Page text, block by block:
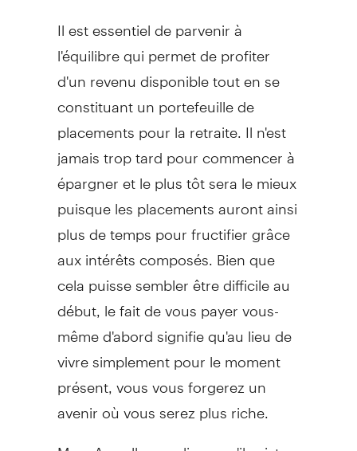
Il est essentiel de parvenir à
l'équilibre qui permet de profiter
d'un revenu disponible tout en se
constituant un portefeuille de
placements pour la retraite. Il n'est
jamais trop tard pour commencer à
épargner et le plus tôt sera le mieux
puisque les placements auront ainsi
plus de temps pour fructifier grâce
aux intérêts composés. Bien que
cela puisse sembler être difficile au
début, le fait de vous payer vous-
même d'abord signifie qu'au lieu de
vivre simplement pour le moment
présent, vous vous forgerez un
avenir où vous serez plus riche.